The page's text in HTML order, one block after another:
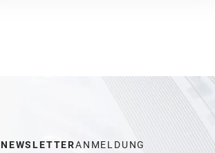
NEWSLETTERANMELDUNG